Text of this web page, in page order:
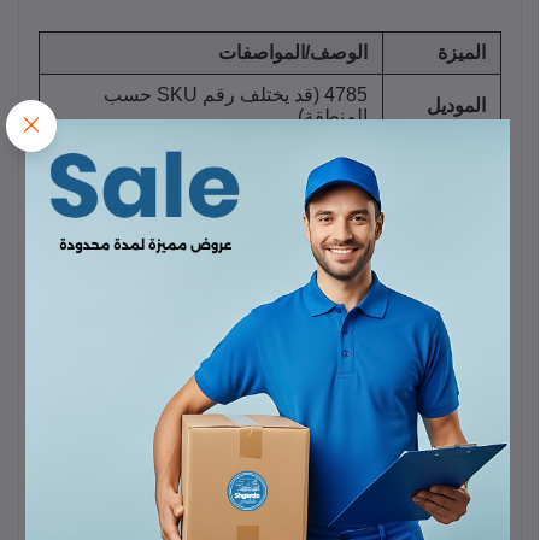
الميزة الوصف/المواصفات
الموديل
4785 (قد يختلف رقم SKU حسب
المنطقة)
10000 مللي أمبير
ليثيوم بوليمر (Li-Polymer)
(Total
Output)
20 واط
كحد أقصى (لبعض الموديلات
الحديثة)
منافذ
الإخراج
(Output
Ports)
USB-A(Quick Charge/Fast
Charge) / 1xUSB-C
Delivery/PD)
منفذ
الإدخال
(Input
USB-C (يستخدم أيضاً كمنفذ إخراج)